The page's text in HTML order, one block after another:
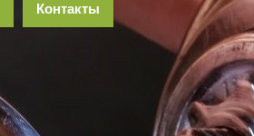
Контакты